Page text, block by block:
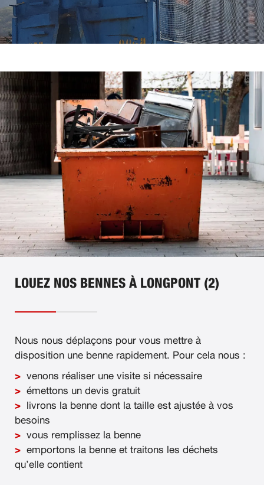
LOUEZ NOS BENNES À LONGPONT (2)
Nous nous déplaçons pour vous mettre à
disposition une benne rapidement. Pour cela nous :
venons réaliser une visite si nécessaire
émettons un devis gratuit
livrons la benne dont la taille est ajustée à vos
besoins
vous remplissez la benne
emportons la benne et traitons les déchets
qu’elle contient